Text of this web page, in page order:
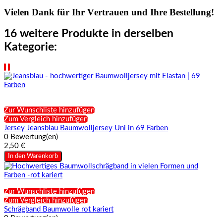
Vielen Dank für Ihr Vertrauen und Ihre Bestellung!
16 weitere Produkte in derselben
Kategorie:
Zur Wunschliste hinzufügen
Zum Vergleich hinzufügen
Jersey Jeansblau Baumwolljersey Uni in 69 Farben
0 Bewertung(en)
2,50 €
In den Warenkorb
Zur Wunschliste hinzufügen
Zum Vergleich hinzufügen
Schrägband Baumwolle rot kariert